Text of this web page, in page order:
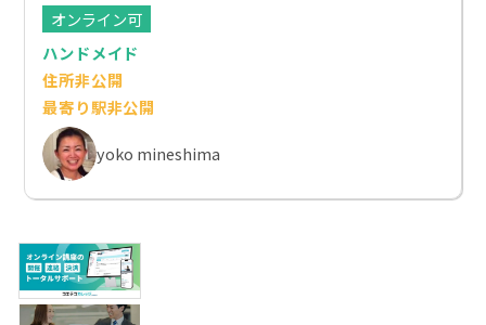
オンライン可
ハンドメイド
住所非公開
最寄り駅非公開
yoko mineshima